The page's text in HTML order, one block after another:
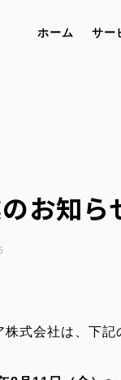
ホーム サー
お知ら
式会社は、下記